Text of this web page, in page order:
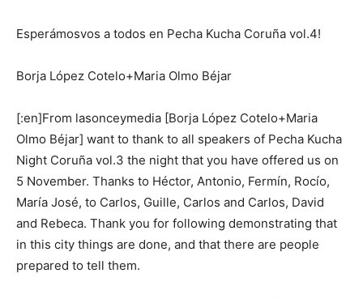
Esperámosvos a todos en Pecha Kucha Coruña vol.4!
Borja López Cotelo+Maria Olmo Béjar
[:en]From lasonceymedia [Borja López Cotelo+Maria
Olmo Béjar] want to thank to all speakers of Pecha Kucha
Night Coruña vol.3 the night that you have offered us on
5 November. Thanks to Héctor, Antonio, Fermín, Rocío,
María José, to Carlos, Guille, Carlos and Carlos, David
and Rebeca. Thank you for following demonstrating that
in this city things are done, and that there are people
prepared to tell them.